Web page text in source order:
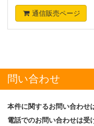
通信販売ページ
問い合わせ
本件に関するお問い合わせ
電話でのお問い合わせは受